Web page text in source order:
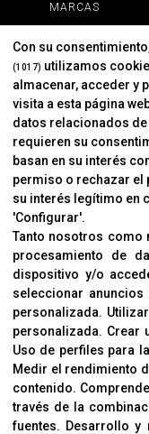
MARCAS
INFORMACIÓN
Contacto
Cambios Y
CORVER
Aviso Legal
Sobre Nosotros
Cookies
Política De
OFICINAS
C/ Coneixement 5,
Gavà (Barcelona)
Con su
(1017) utilizamos
almacenar, acceder y
visita a esta página
datos relacionados
requieren su
basan en su interés
permiso o rechazar el
su interés legítimo en
'Configurar'.
Tanto nosotros como
procesamiento de
dispositivo y/o
seleccionar anuncios
personalizada.
personalizada. Crear
Uso de perfiles para
Medir el rendimiento
contenido.
través de la
fuentes. Desarrollo y